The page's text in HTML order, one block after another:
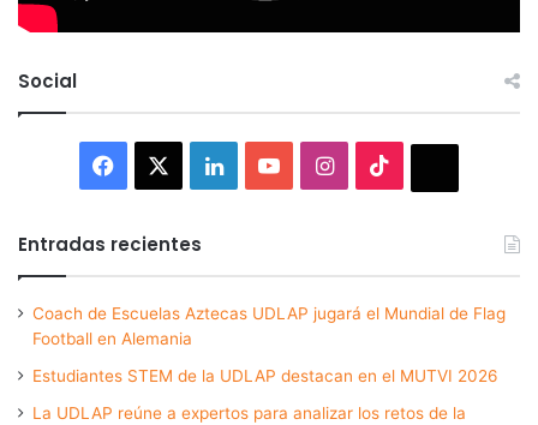
Social
Facebook LinkedInYouTubeInstagram
Entradas recientes
Coach de Escuelas Aztecas UDLAP jugará el Mundial de Flag
Football en Alemania
Estudiantes STEM de la UDLAP destacan en el MUTVI 2026
La UDLAP reúne a expertos para analizar los retos de la